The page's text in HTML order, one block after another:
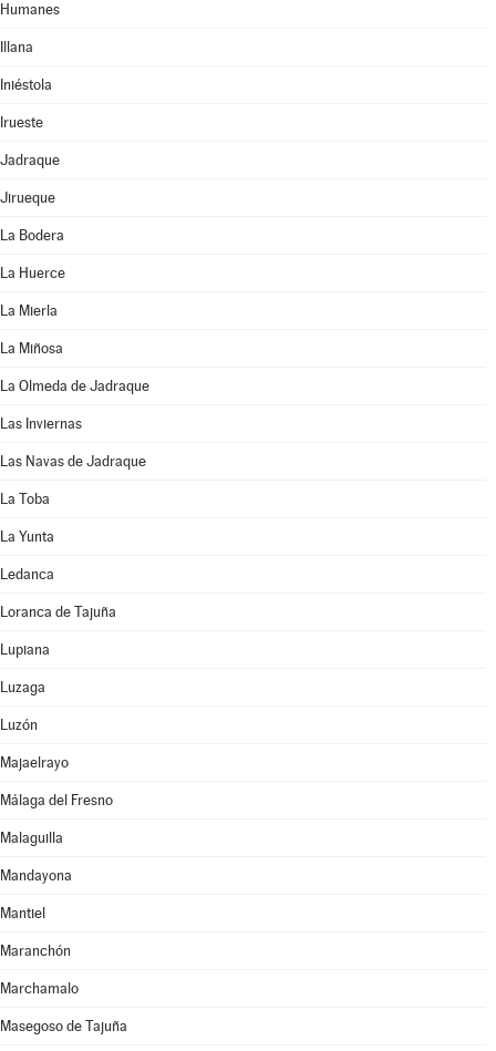
Humanes
Illana
Iniéstola
Irueste
Jadraque
Jirueque
La Bodera
La Huerce
La Mierla
La Miñosa
La Olmeda de Jadraque
Las Inviernas
Las Navas de Jadraque
La Toba
La Yunta
Ledanca
Loranca de Tajuña
Lupiana
Luzaga
Luzón
Majaelrayo
Málaga del Fresno
Malaguilla
Mandayona
Mantiel
Maranchón
Marchamalo
Masegoso de Tajuña